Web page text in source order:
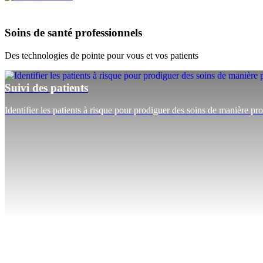
Soins de santé professionnels
Des technologies de pointe pour vous et vos patients
Suivi des patients
Identifier les patients à risque pour prodiguer des soins de manière